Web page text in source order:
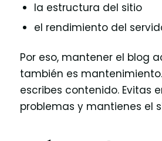
la estructura del sitio
el rendimiento del
Por eso, mantener el blog
también es
escribes contenido. Evitas
problemas y mantienes el